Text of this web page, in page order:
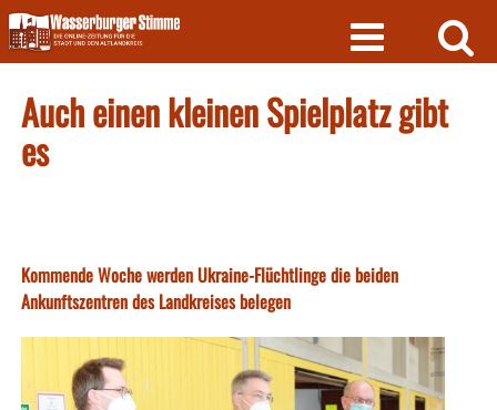
Skip
to
content
Auch einen kleinen Spielplatz gibt
es
Kommende Woche werden Ukraine-Flüchtlinge die beiden
Ankunftszentren des Landkreises belegen